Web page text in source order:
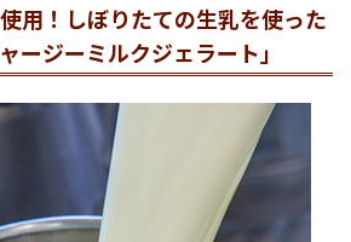
用！しぼりたての生乳を使った
ージーミルクジェラート」